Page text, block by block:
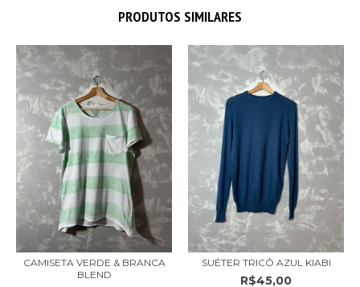
PRODUTOS SIMILARES
CAMISETA VERDE & BRANCA
BLEND
SUÉTER TRICÔ AZUL KIABI
R$45,00